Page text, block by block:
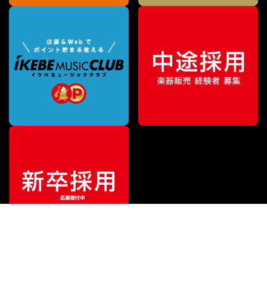
販売価格¥349,800 （税込）